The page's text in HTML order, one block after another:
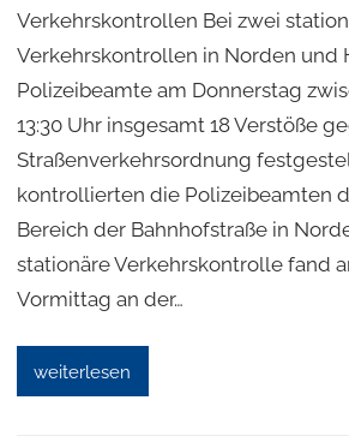
Verkehrskontrollen Bei zwei
Verkehrskontrollen in Norden und
Polizeibeamte am Donnerstag
13:30 Uhr insgesamt 18 Verstöße
Straßenverkehrsordnung
kontrollierten die Polizeibeamten
Bereich der Bahnhofstraße in
stationäre Verkehrskontrolle fand
Vormittag an der…
weiterlesen